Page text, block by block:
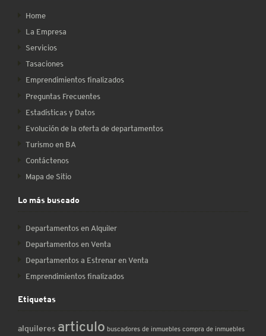
Home
La Empresa
Servicios
Tasaciones
Emprendimientos finalizados
Preguntas Frecuentes
Estadísticas y Datos
Evolución de la oferta de departamentos
Turismo en BA
Contáctenos
Mapa de Sitio
Lo más buscado
Departamentos en Alquiler
Departamentos en Venta
Departamentos a Estrenar en Venta
Emprendimientos finalizados
Etiquetas
alquileres articulo buscadores de inmuebles compra de inmuebles